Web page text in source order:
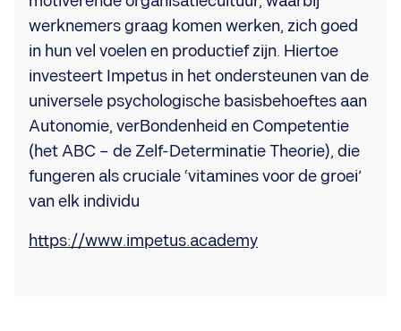
werknemers graag komen werken, zich goed
in hun vel voelen en productief zijn. Hiertoe
investeert Impetus in het ondersteunen van de
universele psychologische basisbehoeftes aan
Autonomie, verBondenheid en Competentie
(het ABC – de Zelf-Determinatie Theorie), die
fungeren als cruciale ‘vitamines voor de groei’
van elk individu
https://www.impetus.academy